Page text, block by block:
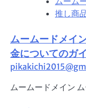
単
作
で
ド
イ
推し商
ムームードメイ
金についてのガ
ムームードメイン